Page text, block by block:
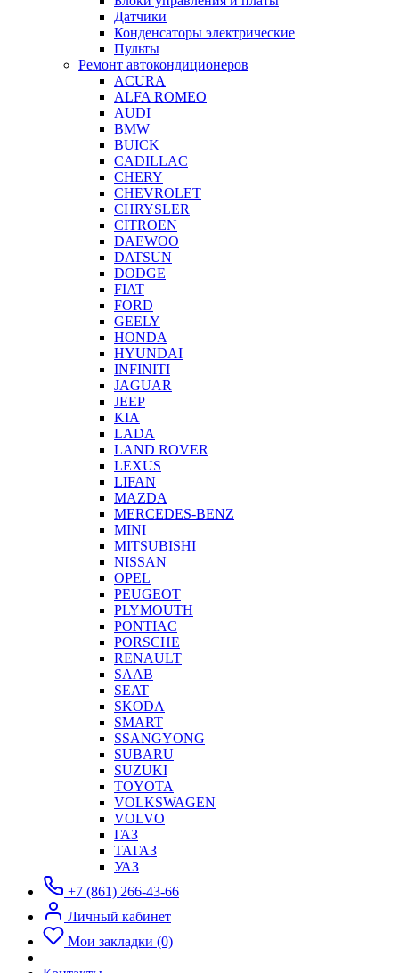
Датчики
Конденсаторы электрические
Пульты
Ремонт автокондиционеров
ACURA
ALFA ROMEO
AUDI
BMW
BUICK
CADILLAC
CHERY
CHEVROLET
CHRYSLER
CITROEN
DAEWOO
DATSUN
DODGE
FIAT
FORD
GEELY
HONDA
HYUNDAI
INFINITI
JAGUAR
JEEP
KIA
LADA
LAND ROVER
LEXUS
LIFAN
MAZDA
MERCEDES-BENZ
MINI
MITSUBISHI
NISSAN
OPEL
PEUGEOT
PLYMOUTH
PONTIAC
PORSCHE
RENAULT
SAAB
SEAT
SKODA
SMART
SSANGYONG
SUBARU
SUZUKI
TOYOTA
VOLKSWAGEN
VOLVO
ГАЗ
ТАГАЗ
УАЗ
+7 (861) 266-43-66
Личный кабинет
Мои закладки (0)